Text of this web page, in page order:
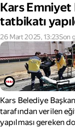
Kars
tatbikatı
26 Mart 2025, 13:23Son
Kars Belediye
tarafından verilen
yapılması gereken